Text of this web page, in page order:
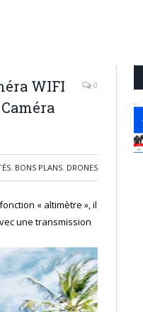
WIFI
0
, BONS PLANS, DRONES
« altimètre »,il
une transmission